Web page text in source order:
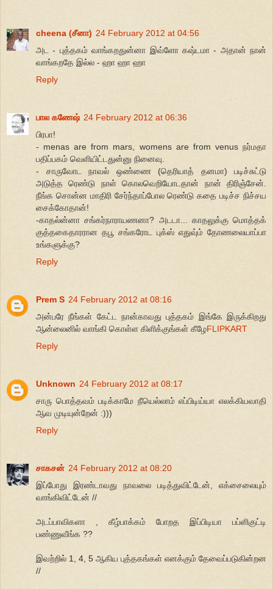
cheena (சீனா) 24 February 2012 at 04:56
அட - புத்தகம் வாங்கறதுன்னா இவ்ளோ கஷ்டமா - அதான் நான்
வாங்கறதே இல்ல - ஹா ஹா ஹா
Reply
பால கணேஷ் 24 February 2012 at 06:36
பிரபா!
- menas are from mars, womens are from venus நர்மதா
பதிப்பகம் வெளியிட்டதுன்னு நினைவு.
- சாருவோட நாவல் ஒண்ணை (தெரியாத் தனமா) படிச்சுட்டு
அடுத்த ரெண்டு நாள் கொலவெறியோடதான் நான் திரிஞ்சேன்.
நீங்க சொன்ன மாதிரி சேர்ந்தாப்போல ரெண்டு கதை படிச்ச நிச்சய
சைக்கோதான்!
-காதல்ன்னா சங்கர்நாராயணனா? அடடா... காதலுக்கு மொத்தக்
குத்தகைதாரரான தபூ சங்கரோட புக்ஸ் எதுவு்ம் தோணலையாப்பா
உங்களுக்கு?
Reply
Prem S 24 February 2012 at 08:16
அன்பரே நீங்கள் கேட்ட நான்காவது புத்தகம் இங்கே இருக்கிறது
ஆன்லைனில் வாங்கி கொள்ள கிளிக்குங்கள் கீழேFLIPKART
Reply
Unknown 24 February 2012 at 08:17
சாரு பொத்தவம் படிக்காமே நீயெல்லாம் எப்பிடிய்யா எலக்கியவாதி
ஆவ முடியுன்றேன் :)))
Reply
சாகசன் 24 February 2012 at 08:20
இப்போது இரண்டாவது நாவலை படித்துவிட்டேன், எக்சைலையும்
வாங்கிவிட்டேன் //
அடப்பாவிகளா , கீழ்பாக்கம் போறத இப்பிடியா பப்ளிகுட்டி
பண்ணுவீங்க ??
இவற்றில் 1, 4, 5 ஆகிய புத்தகங்கள் எனக்கும் தேவைப்படுகின்றன
//